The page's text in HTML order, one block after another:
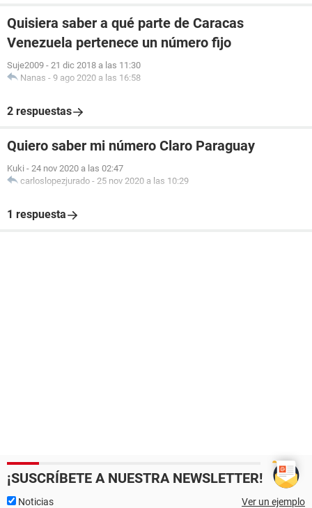
Quisiera saber a qué parte de Caracas
Venezuela pertenece un número fijo
Suje2009 - 21 dic 2018 a las 11:30
Nanas - 9 ago 2020 a las 16:58
2 respuestas
Quiero saber mi número Claro Paraguay
Kuki - 24 nov 2020 a las 02:47
carloslopezjurado - 25 nov 2020 a las 10:29
1 respuesta
¡SUSCRÍBETE A NUESTRA NEWSLETTER!
Noticias Ver un ejemplo